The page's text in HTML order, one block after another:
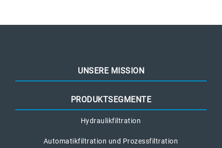
UNSERE MISSION
PRODUKTSEGMENTE
Hydraulikfiltration
Automatikfiltration und Prozessfiltration